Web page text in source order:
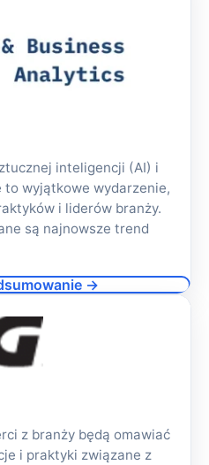
inteligencji (AI) i
wyjątkowe wydarzenie,
i liderów branży.
są najnowsze trend
→
z branży będą omawiać
i praktyki związane z